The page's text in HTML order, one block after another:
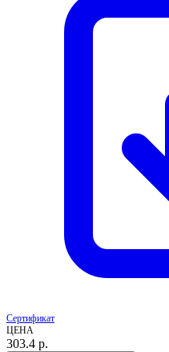
Сертификат
ЦЕНА
303.4 р.